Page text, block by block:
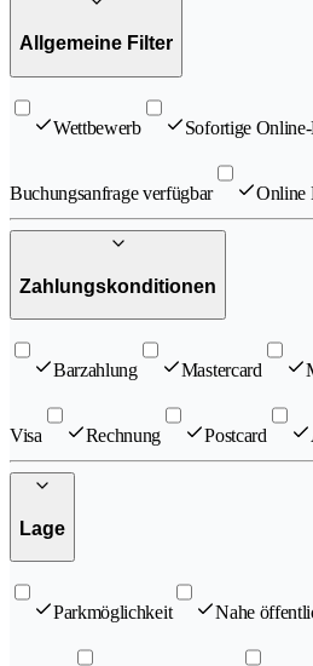
Allgemeine Filter
Wettbewerb Sofortige
Buchungsanfrage verfügbar Online
Zahlungskonditionen
Barzahlung Mastercard
Visa Rechnung Postcard
Lage
Parkmöglichkeit Nahe